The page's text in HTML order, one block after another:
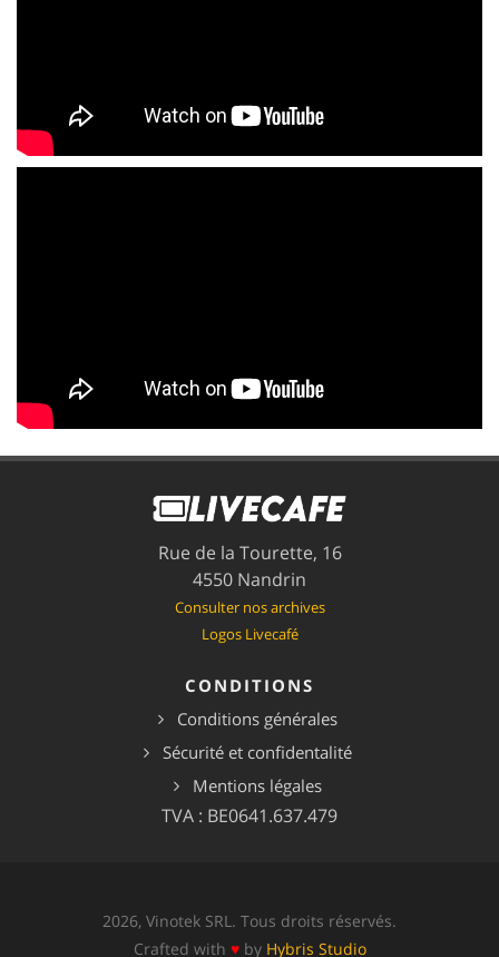
Rue de la Tourette, 16
4550 Nandrin
Consulter nos archives
Logos Livecafé
CONDITIONS
Conditions générales
Sécurité et confidentalité
Mentions légales
TVA : BE0641.637.479
2026, Vinotek SRL. Tous droits réservés.
Crafted with ♥by Hybris Studio